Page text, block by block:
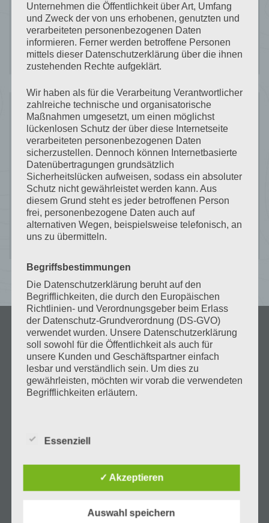
Ischgl mit Kindern
Silvretta Card Premium
Recent
Comments
Es sind keine Kommentare vorhanden.
Über uns
Startseite
Unternehmen die Öffentlichkeit über Art, Umfang
und Zweck der von uns erhobenen, genutzten und
verarbeiteten personenbezogenen Daten
informieren. Ferner werden betroffene Personen
mittels dieser Datenschutzerklärung über die ihnen
zustehenden Rechte aufgeklärt.
Wir haben als für die Verarbeitung Verantwortlicher
zahlreiche technische und organisatorische
Maßnahmen umgesetzt, um einen möglichst
lückenlosen Schutz der über diese Internetseite
verarbeiteten personenbezogenen Daten
sicherzustellen. Dennoch können Internetbasierte
Datenübertragungen grundsätzlich
Sicherheitslücken aufweisen, sodass ein absoluter
Schutz nicht gewährleistet werden kann. Aus
diesem Grund steht es jeder betroffenen Person
frei, personenbezogene Daten auch auf
alternativen Wegen, beispielsweise telefonisch, an
uns zu übermitteln.
Begriffsbestimmungen
Die Datenschutzerklärung beruht auf den
Begrifflichkeiten, die durch den Europäischen
Richtlinien- und Verordnungsgeber beim Erlass
der Datenschutz-Grundverordnung (DS-GVO)
verwendet wurden. Unsere Datenschutzerklärung
soll sowohl für die Öffentlichkeit als auch für
unsere Kunden und Geschäftspartner einfach
lesbar und verständlich sein. Um dies zu
gewährleisten, möchten wir vorab die verwendeten
Begrifflichkeiten erläutern.
Personenbezogene Daten sind alle
Informationen, die sich auf eine identifizierte
Folgenden „betroffene Person") beziehen. Als
Essenziell
✓ Akzeptieren
Auswahl speichern